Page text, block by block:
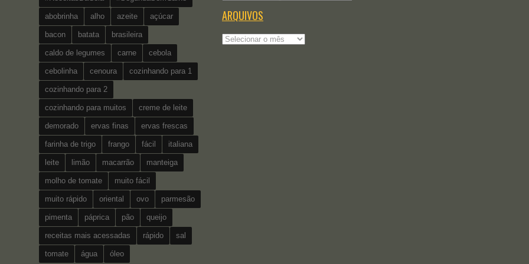
abobrinha alho azeite açúcar
bacon batata brasileira
caldo de legumes carne cebola
cebolinha cenoura cozinhando para 1
cozinhando para 2
cozinhando para muitos creme de leite
demorado ervas finas ervas frescas
farinha de trigo frango fácil italiana
leite limão macarrão manteiga
molho de tomate muito fácil
muito rápido oriental ovo parmesão
pimenta páprica pão queijo
receitas mais acessadas rápido sal
tomate água óleo
ARQUIVOS
Arquivos